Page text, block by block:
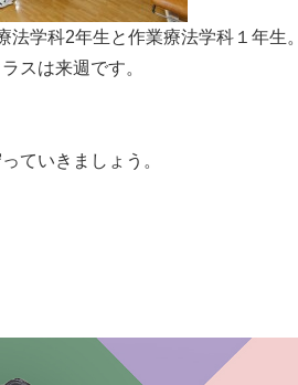
法学科2年生と作業療法学科１年生
スは来週です。
ていきましょう。